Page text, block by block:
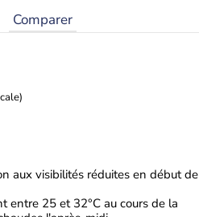
Comparer
aux visibilités réduites en début de
entre 25 et 32°C au cours de la